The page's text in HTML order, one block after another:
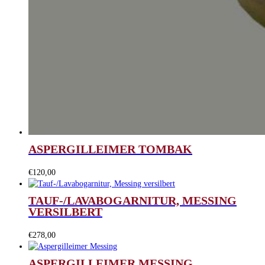
ASPERGILLEIMER TOMBAK
€120,00
TAUF-/LAVABOGARNITUR, MESSING
VERSILBERT
€278,00